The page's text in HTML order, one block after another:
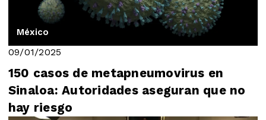
México
09/01/2025
150 casos de metapneumovirus en
Sinaloa: Autoridades aseguran que no
hay riesgo